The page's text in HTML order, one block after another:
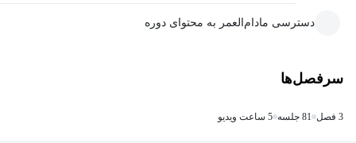
دسترسی مادام‌العمر به محتوای دوره
سرفصل‌ها
3 فصل 81 جلسه 5 ساعت ویدیو